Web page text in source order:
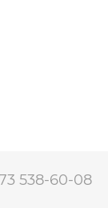
538-60-08